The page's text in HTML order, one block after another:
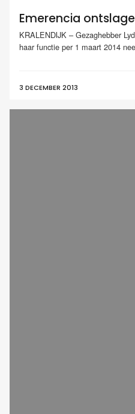
Emerencia
KRALENDIJK – Gezaghebber
haar functie per 1 maart 2014
3 DECEMBER 2013